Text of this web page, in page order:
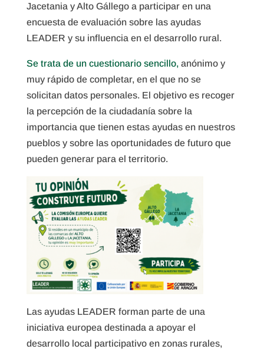
Jacetania y Alto Gállego a participar en una
encuesta de evaluación sobre las ayudas
LEADER y su influencia en el desarrollo rural.
Se trata de un cuestionario sencillo,anónimo y
muy rápido de completar, en el que no se
solicitan datos personales. El objetivo es recoger
la percepción de la ciudadanía sobre la
importancia que tienen estas ayudas en nuestros
pueblos y sobre las oportunidades de futuro que
pueden generar para el territorio.
Las ayudas LEADER forman parte de una
iniciativa europea destinada a apoyar el
desarrollo local participativo en zonas rurales,